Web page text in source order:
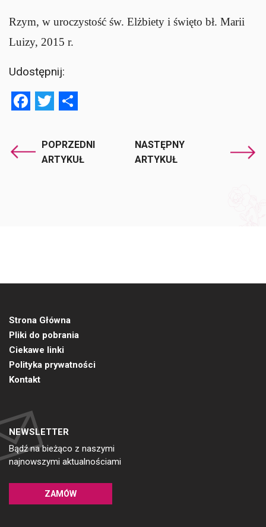
Rzym, w uroczystość św. Elżbiety i święto bł. Marii
Luizy, 2015 r.
Udostępnij:
Facebook
Twitter
POPRZEDNI
ARTYKUŁ
NASTĘPNY
ARTYKUŁ
Strona Główna
Pliki do pobrania
Ciekawe linki
Polityka prywatności
Kontakt
NEWSLETTER
Bądź na bieżąco z naszymi
najnowszymi aktualnościami
ZAMÓW